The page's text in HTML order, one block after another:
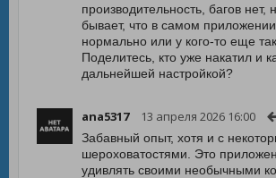
производительность, багов нет,
бывает, что в самом
нормально или у кого-то еще
Поделитесь, кто уже накатил и
дальнейшей настройкой?
ana5317 13 апреля 2026 16:00
Забавный опыт, хотя и с
шероховатостями. Это
удивлять своими необычными